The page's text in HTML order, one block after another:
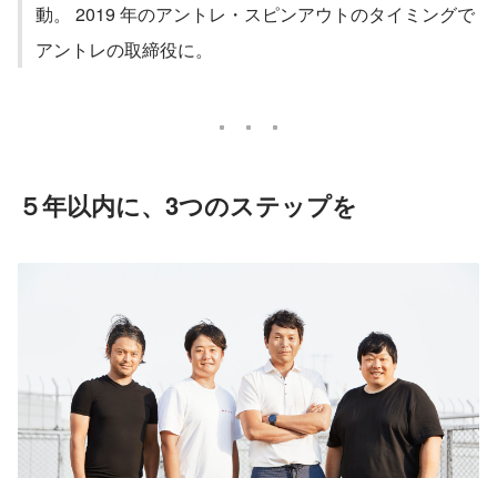
動。 2019 年のアントレ・スピンアウトのタイミングで
アントレの取締役に。
５年以内に、3つのステップを